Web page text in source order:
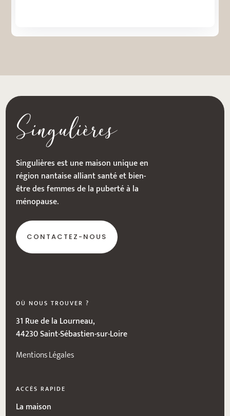
Singulières
Singulières est une maison unique en
région nantaise alliant santé et bien-
être des femmes de la puberté à la
ménopause.
CONTACTEZ-NOUS
OÙ NOUS TROUVER ?
31 Rue de la Lourneau,
44230 Saint-Sébastien-sur-Loire
Mentions Légales
ACCÈS RAPIDE
La maison